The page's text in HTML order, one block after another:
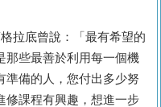
拉底曾說：「最有希望的
那些最善於利用每一個機
準備的人，您付出多少努
修課程有興趣，想進一步